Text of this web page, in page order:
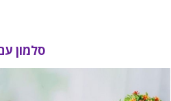
סלמון